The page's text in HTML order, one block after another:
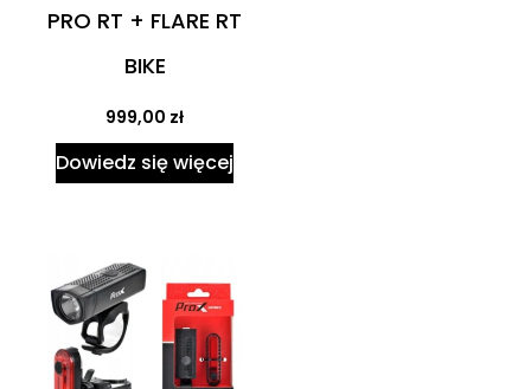
PRO RT + FLARE RT
BIKE
999,00 zł
Dowiedz się więcej